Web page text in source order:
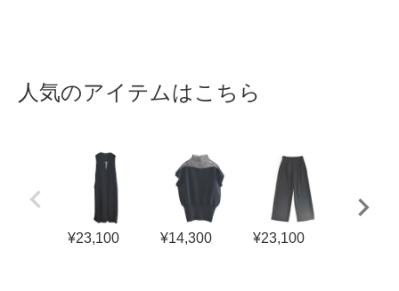
人気のアイテムはこちら
¥23,100 ¥14,300 ¥23,100